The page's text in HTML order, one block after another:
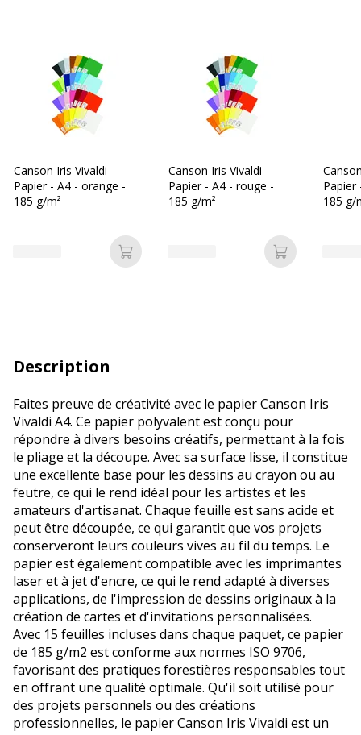
Canson Iris Vivaldi -
Papier - A4 - orange -
185 g/m²
Ajouter au panier
Canson Iris Vivaldi -
Papier - A4 - rouge -
185 g/m²
Ajouter au
Papier
185 g/
Description
Faites preuve de créativité avec le papier Canson Iris
Vivaldi A4. Ce papier polyvalent est conçu pour
répondre à divers besoins créatifs, permettant à la fois
le pliage et la découpe. Avec sa surface lisse, il constitue
une excellente base pour les dessins au crayon ou au
feutre, ce qui le rend idéal pour les artistes et les
amateurs d'artisanat. Chaque feuille est sans acide et
peut être découpée, ce qui garantit que vos projets
conserveront leurs couleurs vives au fil du temps. Le
papier est également compatible avec les imprimantes
laser et à jet d'encre, ce qui le rend adapté à diverses
applications, de l'impression de dessins originaux à la
création de cartes et d'invitations personnalisées.
Avec 15 feuilles incluses dans chaque paquet, ce papier
de 185 g/m2 est conforme aux normes ISO 9706,
favorisant des pratiques forestières responsables tout
en offrant une qualité optimale. Qu'il soit utilisé pour
des projets personnels ou des créations
professionnelles, le papier Canson Iris Vivaldi est un